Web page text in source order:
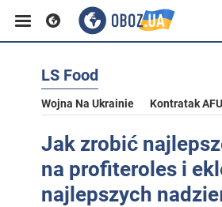
LS Food
Wojna Na Ukrainie Kontratak AFU
Jak zrobić
na profiteroles i
najlepszych